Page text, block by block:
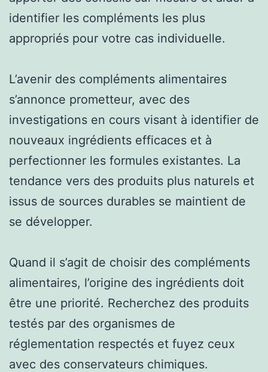
identifier les compléments les plus
appropriés pour votre cas individuelle.
L’avenir des compléments alimentaires
s’annonce prometteur, avec des
investigations en cours visant à identifier de
nouveaux ingrédients efficaces et à
perfectionner les formules existantes. La
tendance vers des produits plus naturels et
issus de sources durables se maintient de
se développer.
Quand il s’agit de choisir des compléments
alimentaires, l’origine des ingrédients doit
être une priorité. Recherchez des produits
testés par des organismes de
réglementation respectés et fuyez ceux
avec des conservateurs chimiques.